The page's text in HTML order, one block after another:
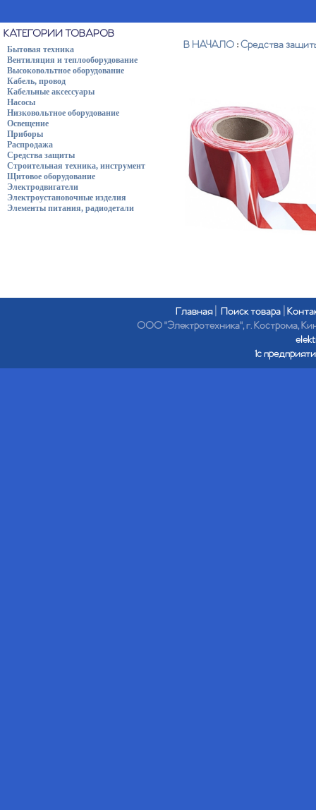
КАТЕГОРИИ ТОВАРОВ
Бытовая техника
Вентиляция и теплооборудование
Высоковольтное оборудование
Кабель, провод
Кабельные аксессуары
Насосы
Низковольтное оборудование
Освещение
Приборы
Распродажа
Средства защиты
Строительная техника, инструмент
Щитовое оборудование
Электродвигатели
Электроустановочные изделия
Элементы питания, радиодетали
В НАЧАЛО :Средства
Главная| Поиск товара
ООО "Электротехника", г. Кострома,
1с